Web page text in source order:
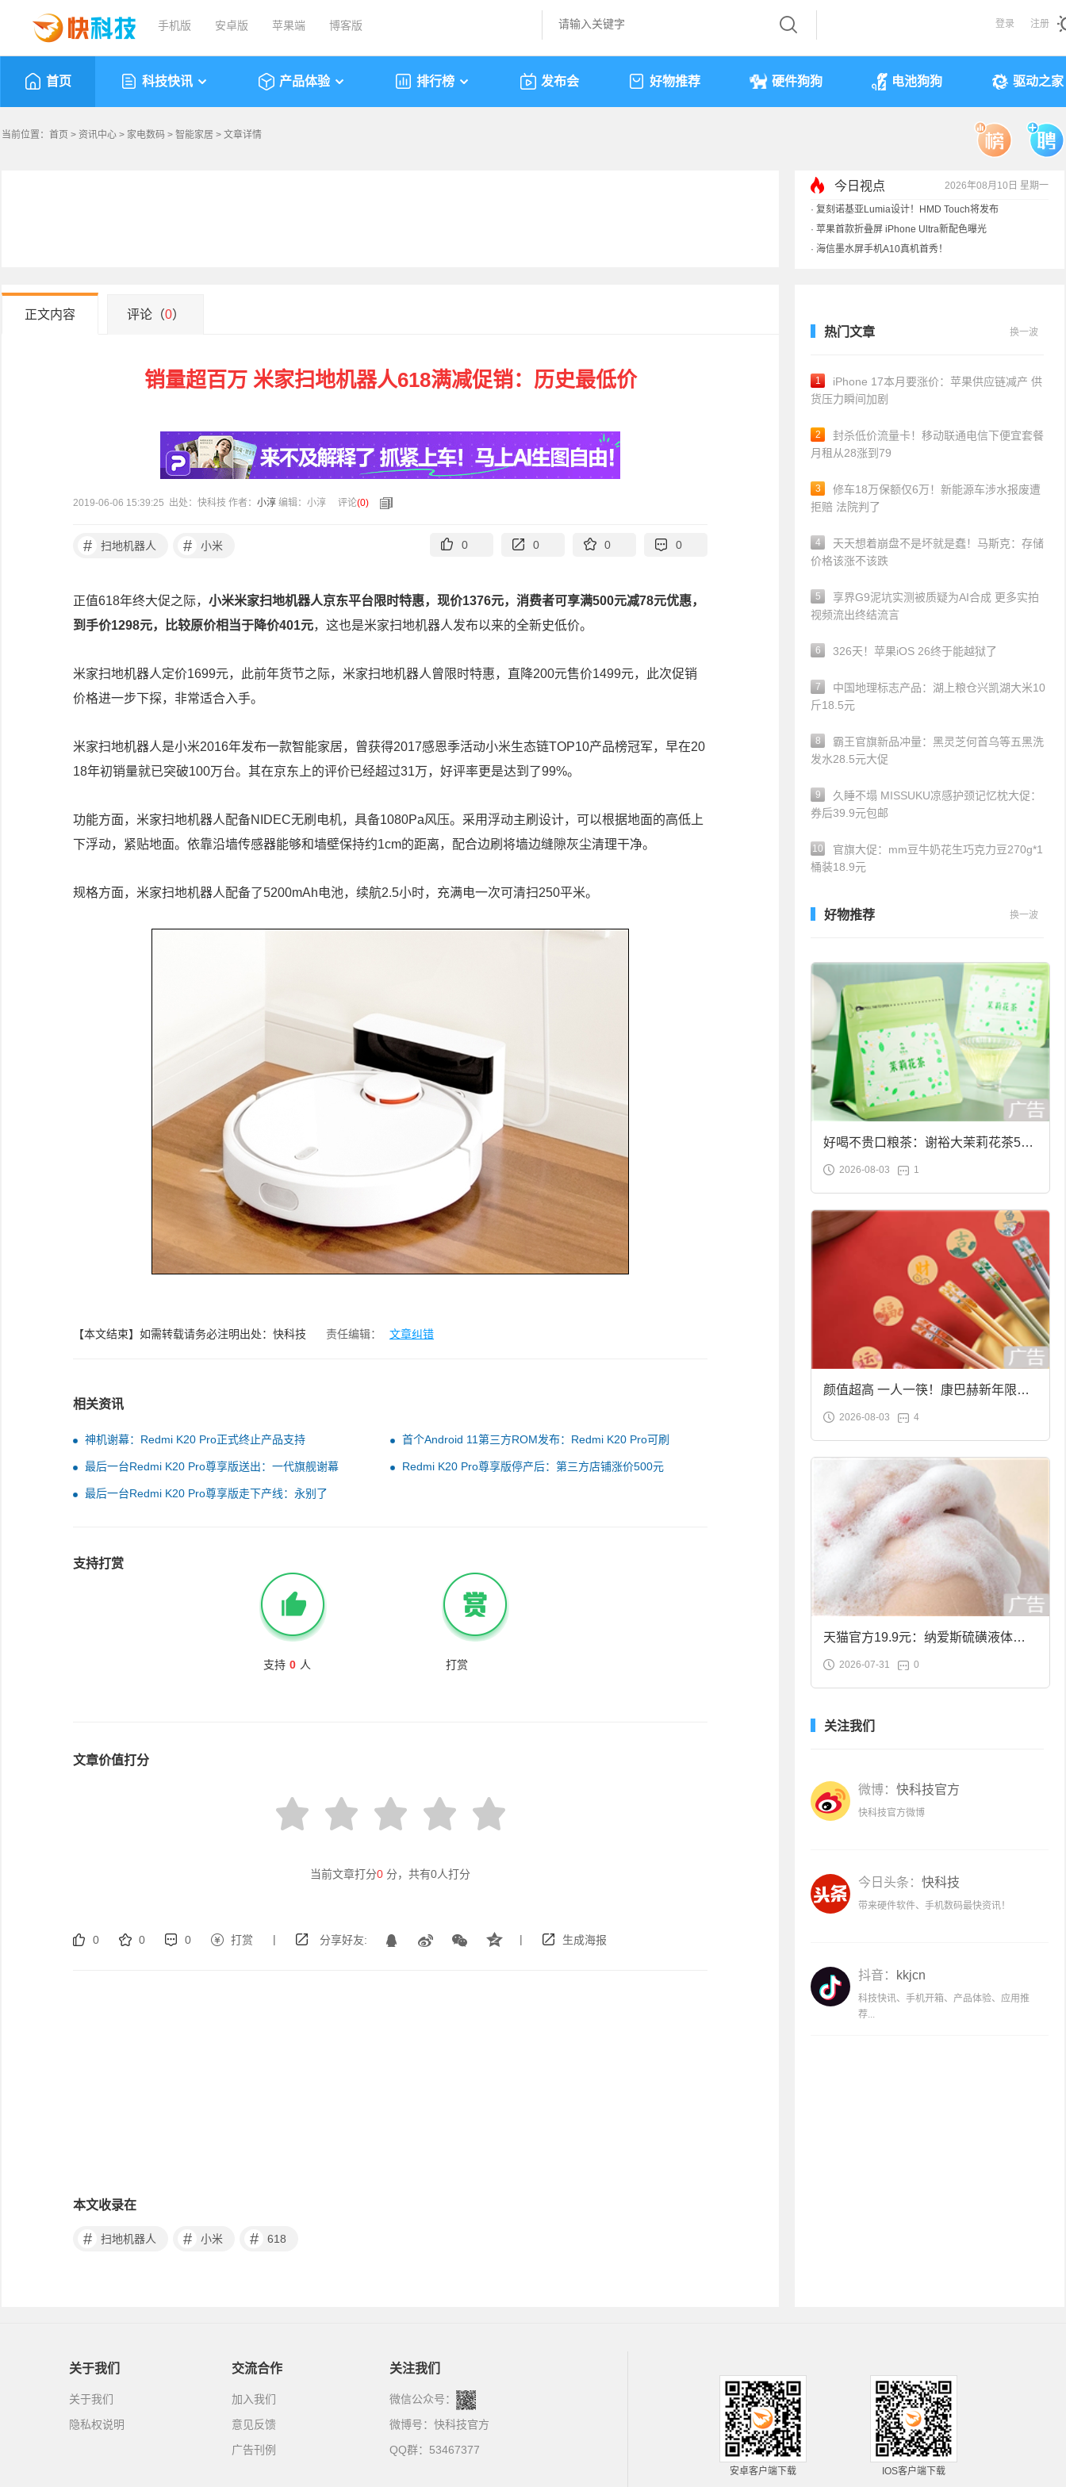
手机版 安卓版 苹果端 博客版 登录 注册
首页 科技快讯 产品体验 排行榜 发布会 好物推荐 硬件狗狗 电池狗狗 驱动之家
当前位置： 首页 > 资讯中心 > 家电数码 > 智能家居 > 文章详情
今日视点 2026年08月10日 星期一
·复刻诺基亚Lumia设计！HMD Touch将发布
· 苹果首款折叠屏 iPhone Ultra新配色曝光
· 海信墨水屏手机A10真机首秀！
· 马斯克也被骗！SpaceX火箭残骸撞月视频是假
正文内容 评论（0）
销量超百万 米家扫地机器人618满减促销：历史最低价
2019-06-06 15:39:25 出处：快科技 作者： 小淳 编辑：小淳 评论(0)
# 扫地机器人 # 小米 0 0 0 0
正值618年终大促之际， 小米米家扫地机器人京东平台限时特惠，现价1376元，消费者可享满500元减78元优惠，
到手价1298元，比较原价相当于降价401元，这也是米家扫地机器人发布以来的全新史低价。
米家扫地机器人定价1699元，此前年货节之际，米家扫地机器人曾限时特惠，直降200元售价1499元，此次促销
价格进一步下探，非常适合入手。
米家扫地机器人是小米2016年发布一款智能家居，曾获得2017感恩季活动小米生态链TOP10产品榜冠军，早在20
18年初销量就已突破100万台。其在京东上的评价已经超过31万，好评率更是达到了99%。
功能方面，米家扫地机器人配备NIDEC无刷电机，具备1080Pa风压。采用浮动主刷设计，可以根据地面的高低上
下浮动，紧贴地面。依靠沿墙传感器能够和墙壁保持约1cm的距离，配合边刷将墙边缝隙灰尘清理干净。
规格方面，米家扫地机器人配备了5200mAh电池，续航2.5小时，充满电一次可清扫250平米。
【本文结束】如需转载请务必注明出处：快科技 责任编辑： 文章纠错
相关资讯
神机谢幕：Redmi K20 Pro正式终止产品支持 首个Android 11第三方ROM发布：Redmi K20 Pro可刷
最后一台Redmi K20 Pro尊享版送出：一代旗舰谢幕 Redmi K20 Pro尊享版停产后：第三方店铺涨价500元
最后一台Redmi K20 Pro尊享版走下产线：永别了
支持打赏
支持 0 人 打赏
文章价值打分
当前文章打分0 分，共有0人打分
0 0 0 打赏 | 分享好友: | 生成海报
本文收录在
# 扫地机器人 # 小米 # 618
热门文章 换一波
1
iPhone 17本月要涨价：苹果供应链减产 供
货压力瞬间加剧
2
封杀低价流量卡！移动联通电信下便宜套餐
月租从28涨到79
3
修车18万保额仅6万！新能源车涉水报废遭
拒赔 法院判了
4
天天想着崩盘不是坏就是蠢！马斯克：存储
价格该涨不该跌
5
享界G9泥坑实测被质疑为AI合成 更多实拍
视频流出终结流言
6 326天！苹果iOS 26终于能越狱了
7
中国地理标志产品：湖上粮仓兴凯湖大米10
斤18.5元
8
霸王官旗新品冲量：黑灵芝何首乌等五黑洗
发水28.5元大促
9
久睡不塌 MISSUKU凉感护颈记忆枕大促：
券后39.9元包邮
10
官旗大促：mm豆牛奶花生巧克力豆270g*1
桶装18.9元
好物推荐 换一波
好喝不贵口粮茶：谢裕大茉莉花茶50g
袋装9.9元到手
2026-08-03 1
颜值超高 一人一筷！康巴赫新年限定
合金筷子大促：19.9元
2026-08-03 4
天猫官方19.9元：纳爱斯硫磺液体香
皂2斤大促
2026-07-31 0
关注我们
微博： 快科技官方
快科技官方微博
今日头条： 快科技
带来硬件软件、手机数码最快资讯！
抖音： kkjcn
科技快讯、手机开箱、产品体验、应用推
荐...
关于我们
关于我们
隐私权说明
交流合作
加入我们
意见反馈
广告刊例
关注我们
微信公众号：
微博号： 快科技官方
QQ群：53467377
安卓客户端下载 IOS客户端下载